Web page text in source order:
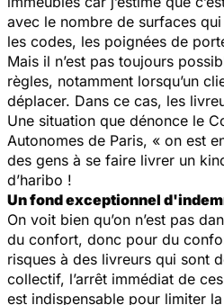
avec le nombre de surfaces
les codes, les poignées de
Mais il n’est pas toujours
règles, notamment lorsqu’un
déplacer. Dans ce cas, les
Une situation que dénonce le
Autonomes de Paris, « on est
des gens à se faire livrer un
d’haribo !
Un fond exceptionnel
On voit bien qu’on n’est pas
du confort, donc pour du
risques à des livreurs qui sont
collectif, l’arrêt immédiat de
est indispensable pour limiter